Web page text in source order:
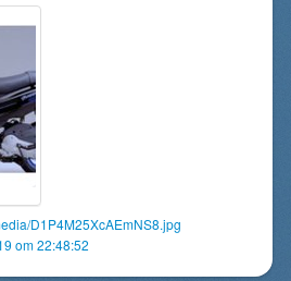
D1P4M25XcAEmNS8.jpg
om 22:48:52